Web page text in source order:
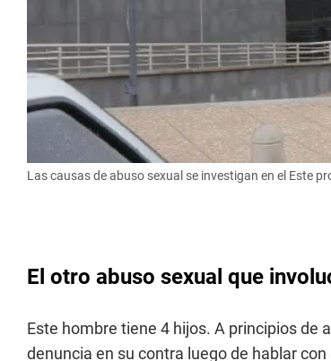
Las causas de abuso sexual se investigan en el Este
El otro abuso sexual que
Este hombre tiene 4 hijos. A principios de
denuncia en su contra luego de hablar